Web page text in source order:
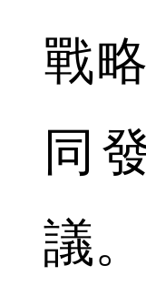
戰
同
議。